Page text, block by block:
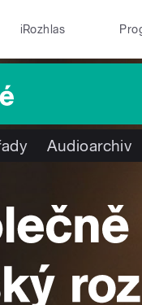
iRozhlas
Audioarchiv